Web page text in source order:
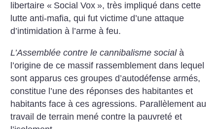
libertaire « Social Vox », très impliqué dans cette
lutte anti-mafia, qui fut victime d’une attaque
d’intimidation à l’arme à feu.
L’Assemblée contre le cannibalisme socialà
l’origine de ce massif rassemblement dans lequel
sont apparus ces groupes d’autodéfense armés,
constitue l’une des réponses des habitantes et
habitants face à ces agressions. Parallèlement au
travail de terrain mené contre la pauvreté et